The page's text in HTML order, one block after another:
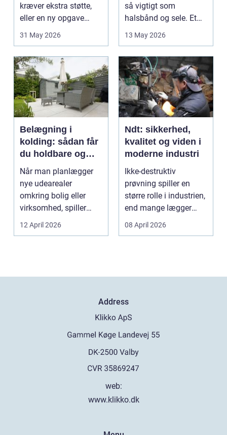
kræver ekstra støtte,
eller en ny opgave
31 May 2026
så vigtigt som
halsbånd og sele. Et
13 May 2026
Belægning i
kolding: sådan får
du holdbare og
flotte udearealer
Når man planlægger
nye udearealer
omkring bolig eller
virksomhed, spiller
belægningen en helt
centra...
12 April 2026
Ndt: sikkerhed,
kvalitet og viden i
moderne industri
Ikke-destruktiv
prøvning spiller en
større rolle i industrien,
end mange lægger
mærke til i hverdage...
08 April 2026
Address
web:
www.klikko.dk